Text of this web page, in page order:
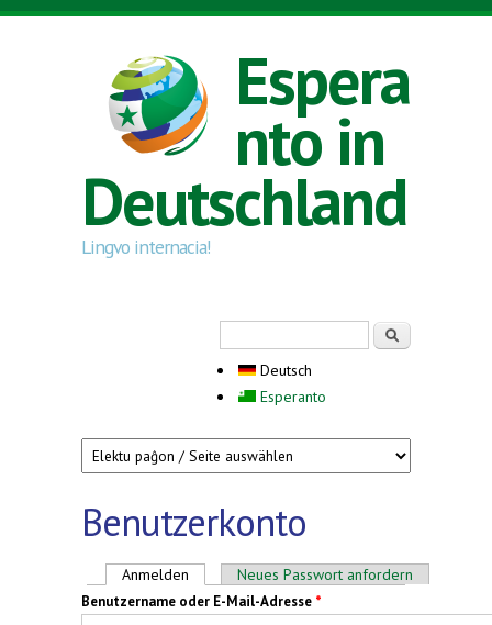
Direkt zum Inhalt
Espera
nto in
Deutschland
Lingvo internacia!
Deutsch
Esperanto
Benutzerkonto
Haupt-Reiter
Anmelden (aktiver Reiter)
Neues Passwort anfordern
Benutzername oder E-Mail-Adresse *